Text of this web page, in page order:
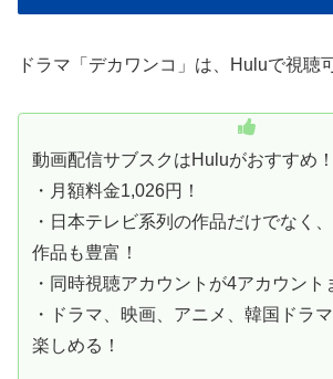
ドラマ「デカワンコ」は、Huluで視聴
動画配信サブスクはHuluがおすすめ！
・月額料金1,026円！
・日本テレビ系列の作品だけでなく
作品も豊富！
・同時視聴アカウントが4アカウント
・ドラマ、映画、アニメ、韓国ドラ
楽しめる！